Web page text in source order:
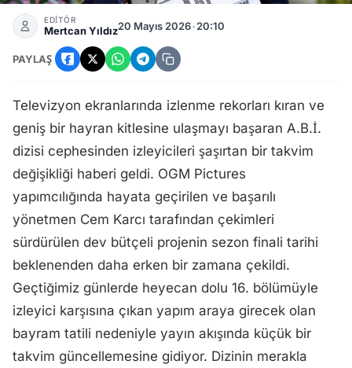
A.B.İ.'den Sezon Finali ve Başrol Ayrılığı! Güzel Oyuncu
EDİTÖR
Mertcan Yıldız20 Mayıs 2026•20:10
PAYLAŞ
Televizyon ekranlarında izlenme rekorları kıran ve
geniş bir hayran kitlesine ulaşmayı başaran A.B.İ.
dizisi cephesinden izleyicileri şaşırtan bir takvim
değişikliği haberi geldi. OGM Pictures
yapımcılığında hayata geçirilen ve başarılı
yönetmen Cem Karcı tarafından çekimleri
sürdürülen dev bütçeli projenin sezon finali tarihi
beklenenden daha erken bir zamana çekildi.
Geçtiğimiz günlerde heyecan dolu 16. bölümüyle
izleyici karşısına çıkan yapım araya girecek olan
bayram tatili nedeniyle yayın akışında küçük bir
takvim güncellemesine gidiyor. Dizinin merakla